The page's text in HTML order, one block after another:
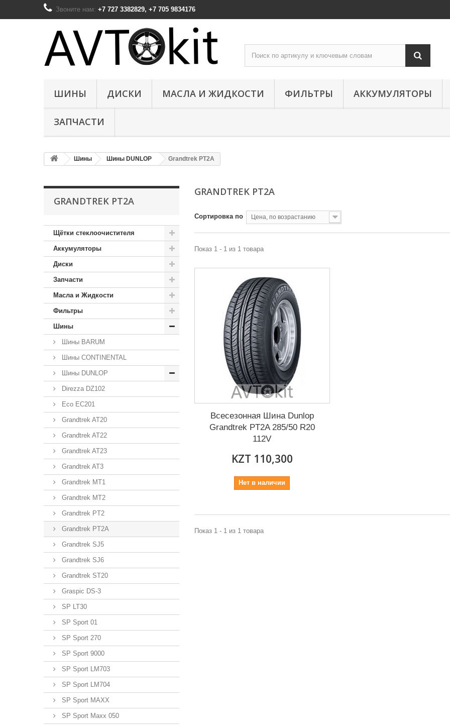
Звоните нам: +7 727 3382829, +7 705 9834176
ШИНЫ ДИСКИ МАСЛА И ЖИДКОСТИ ФИЛЬТРЫ АККУМУЛЯТОРЫ
ЗАПЧАСТИ
Шины Шины DUNLOP Grandtrek PT2A
GRANDTREK PT2A
Щётки стеклоочистителя
Аккумуляторы
Диски
Запчасти
Масла и Жидкости
Фильтры
Шины
Шины BARUM
Шины CONTINENTAL
Шины DUNLOP
Direzza DZ102
Eco EC201
Grandtrek AT20
Grandtrek AT22
Grandtrek AT23
Grandtrek AT3
Grandtrek MT1
Grandtrek MT2
Grandtrek PT2
Grandtrek PT2A
Grandtrek SJ5
Grandtrek SJ6
Grandtrek ST20
Graspic DS-3
SP LT30
SP Sport 01
SP Sport 270
SP Sport 9000
SP Sport LM703
SP Sport LM704
SP Sport MAXX
SP Sport Maxx 050
GRANDTREK PT2A
Сортировка по Цена, по возрастанию
Показ 1 - 1 из 1 товара
Всесезонная Шина Dunlop
Grandtrek PT2A 285/50 R20
112V
KZT 110,300
Нет в наличии
Показ 1 - 1 из 1 товара